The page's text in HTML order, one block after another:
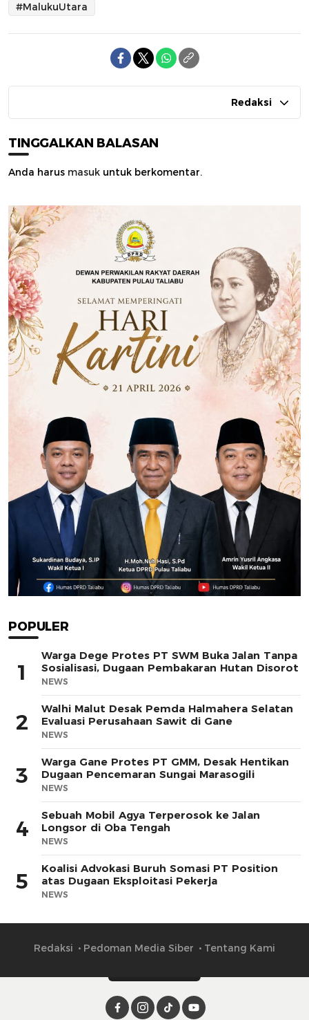
#MalukuUtara
Redaksi
TINGGALKAN BALASAN
Anda harus masuk untuk berkomentar.
POPULER
1
Warga Dege Protes PT SWM Buka Jalan Tanpa
Sosialisasi, Dugaan Pembakaran Hutan Disorot
NEWS
2
Walhi Malut Desak Pemda Halmahera Selatan
Evaluasi Perusahaan Sawit di Gane
NEWS
3
Warga Gane Protes PT GMM, Desak Hentikan
Dugaan Pencemaran Sungai Marasogili
NEWS
4
Sebuah Mobil Agya Terperosok ke Jalan
Longsor di Oba Tengah
NEWS
5
Koalisi Advokasi Buruh Somasi PT Position
atas Dugaan Eksploitasi Pekerja
NEWS
Redaksi Pedoman Media Siber Tentang Kami